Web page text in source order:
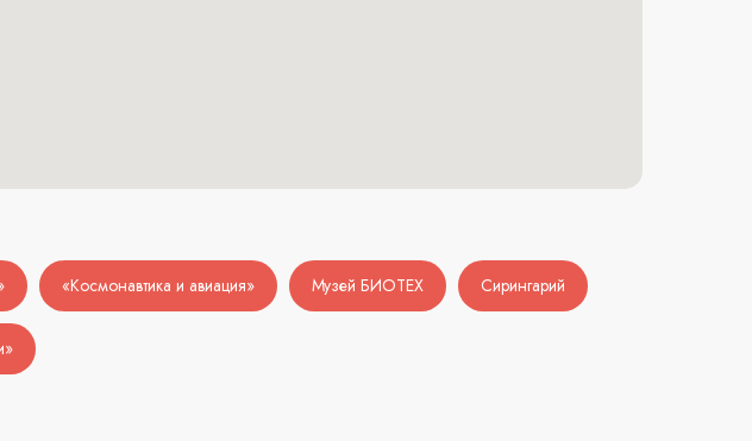
«Космонавтика и авиация» Музей БИОТЕХ Сирингарий